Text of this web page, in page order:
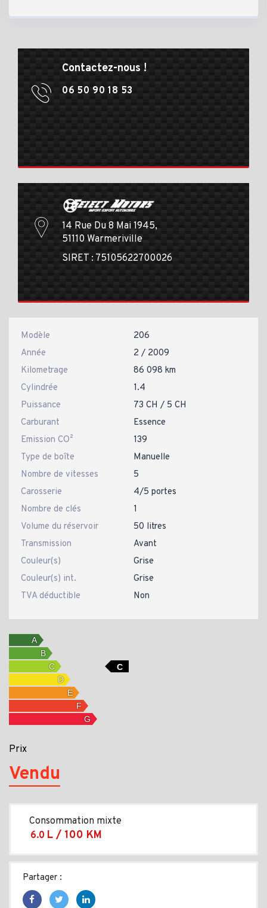
Contactez-nous !
06 50 90 18 53
14 Rue Du 8 Mai 1945,
51110 Warmeriville
SIRET : 75105622700026
Modèle
206
Année
2 / 2009
Kilometrage
86 098 km
Cylindrée
1.4
Puissance
73 CH / 5 CH
Carburant
Essence
Emission CO²
139
Type de boîte
Manuelle
Nombre de vitesses
5
Carosserie
4/5 portes
Nombre de clés
1
Volume du réservoir
50 litres
Transmission
Avant
Couleur(s)
Grise
Couleur(s) int.
Grise
TVA déductible
Non
C
Prix
Vendu
Consommation mixte
6.0 L / 100 KM
Partager :